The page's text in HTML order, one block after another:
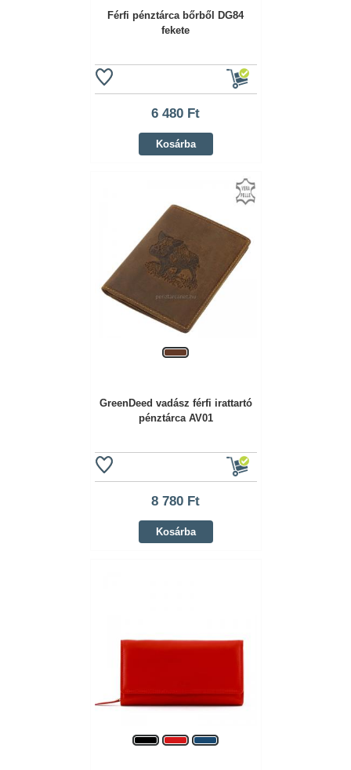
Férfi pénztárca bőrből DG84
fekete
6 480 Ft
Kosárba
GreenDeed vadász férfi irattartó
pénztárca AV01
8 780 Ft
Kosárba